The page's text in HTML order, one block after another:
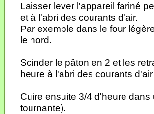
Laisser lever l'appareil fariné
et à l'abri des courants d'air.
Par exemple dans le four
le nord.
Scinder le pâton en 2 et les
heure à l'abri des courants
Cuire ensuite 3/4 d'heure dans
tournante).